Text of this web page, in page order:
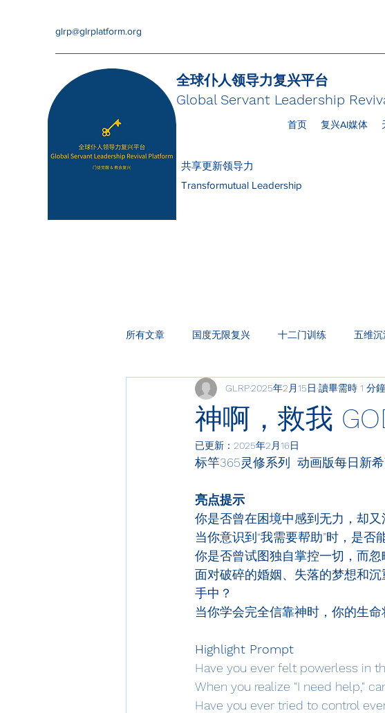
glrp@glrplatform.org
全球仆人领导力复兴平台
Global Servant Leadership
共享更新领导力
Transformutual Leadership
首页 复兴AI媒体
所有文章 国度无限复兴 十二门训练 五维
HAKA复兴祷告 领袖训练 圣经财务观
神啊，救我
GLRP2025年2月15日 讀畢需時 1 分鐘
已更新： 2025年2月16日
标竿365灵修系列  动画版每日新
亮点提示
你是否曾在困境中感到无力，却又
当你意识到“我需要帮助”时，是否
你是否曾试图独自掌控一切，而
面对破碎的婚姻、失落的梦想和
手中？
当你学会完全信靠神时，你的生
Highlight Prompt
Have you ever felt powerless in
When you realize "I need help,"
Have you ever tried to control